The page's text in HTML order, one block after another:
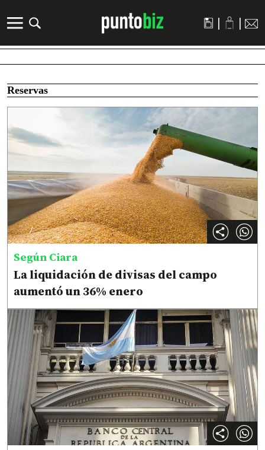
| |
Reservas
Según Ciara
La liquidación de divisas del campo
aumentó un 36% enero